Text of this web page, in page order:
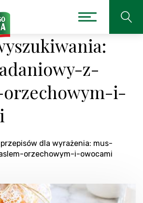
z-
i-
dla wyrażenia: mus-
orzechowym-i-owocami